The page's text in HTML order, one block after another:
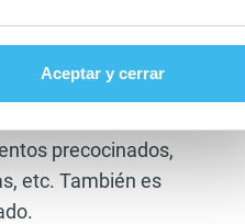
Aceptar y cerrar
tres días a
precocinados,
etc. También es